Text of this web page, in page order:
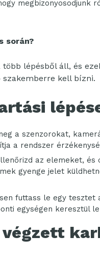
megbizonyosodjunk
során?
lépésből áll, és
szakemberre kell bízni.
a szenzorokat,
a rendszer
az elemeket, és
gyenge jelet
futtass le egy tesztet
egységen keresztül